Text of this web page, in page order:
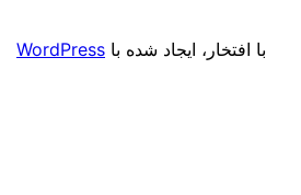
ایجاد شده با WordPress